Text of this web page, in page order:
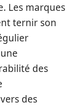
Les marques
ternir son
des
des